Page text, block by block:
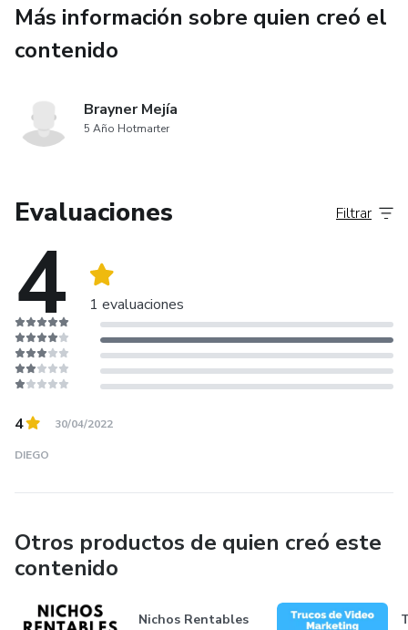
Más información sobre quien creó el
contenido
Brayner Mejía
5 Año Hotmarter
Evaluaciones
4 1 evaluaciones
Filtrar
4 30/04/2022
DIEGO
Otros productos de quien creó este
contenido
Nichos Rentables